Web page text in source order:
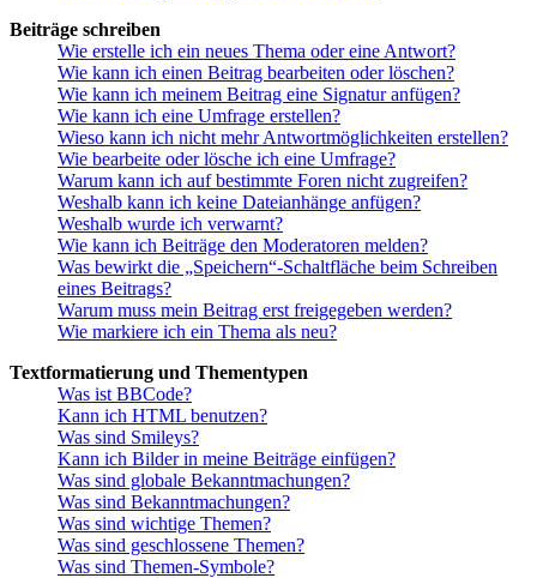
Beiträge schreiben
Wie erstelle ich ein neues Thema oder eine Antwort?
Wie kann ich einen Beitrag bearbeiten oder löschen?
Wie kann ich meinem Beitrag eine Signatur anfügen?
Wie kann ich eine Umfrage erstellen?
Wieso kann ich nicht mehr Antwortmöglichkeiten erstellen?
Wie bearbeite oder lösche ich eine Umfrage?
Warum kann ich auf bestimmte Foren nicht zugreifen?
Weshalb kann ich keine Dateianhänge anfügen?
Weshalb wurde ich verwarnt?
Wie kann ich Beiträge den Moderatoren melden?
Was bewirkt die „Speichern“-Schaltfläche beim Schreiben
eines Beitrags?
Warum muss mein Beitrag erst freigegeben werden?
Wie markiere ich ein Thema als neu?
Textformatierung und Thementypen
Was ist BBCode?
Kann ich HTML benutzen?
Was sind Smileys?
Kann ich Bilder in meine Beiträge einfügen?
Was sind globale Bekanntmachungen?
Was sind Bekanntmachungen?
Was sind wichtige Themen?
Was sind geschlossene Themen?
Was sind Themen-Symbole?